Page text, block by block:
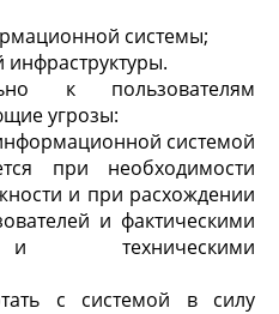
системы;
к пользователям
угрозы:
системой
при необходимости
и при расхождении
и фактическими
и техническими
с системой в силу